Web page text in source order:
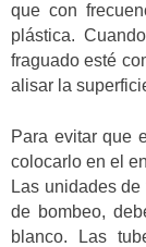
que con
plástica.
fraguado esté
alisar la
Para evitar que
colocarlo en el
Las unidades
de bombeo,
blanco. Las